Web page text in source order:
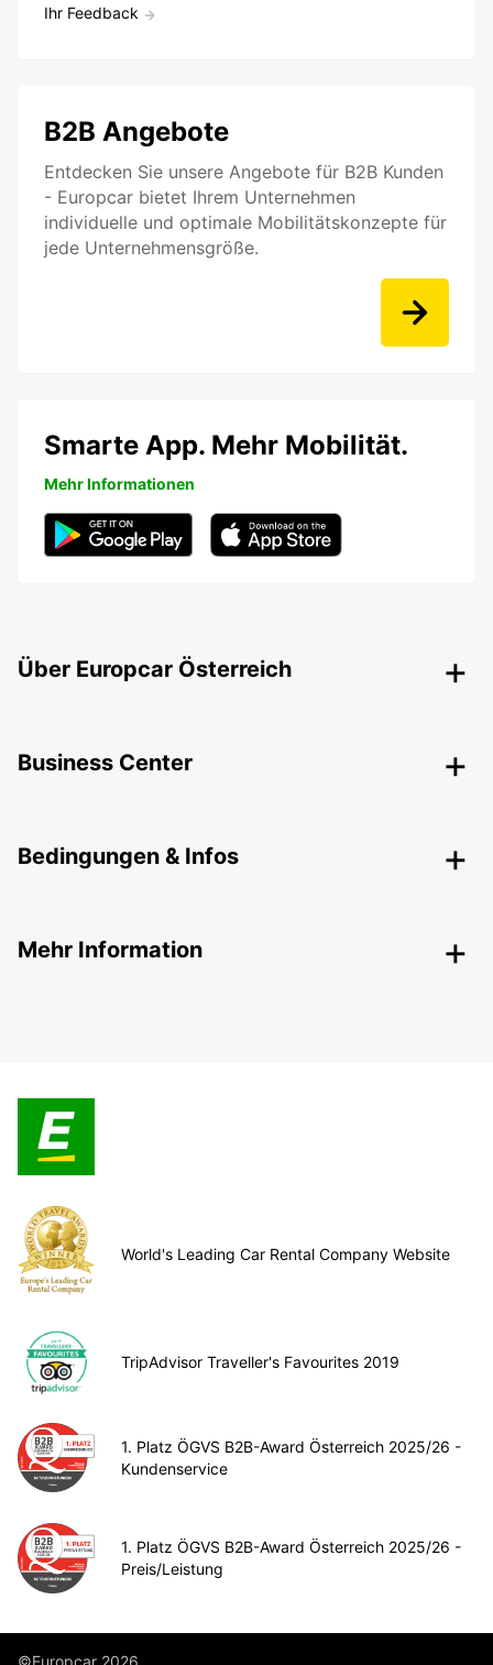
Ihr Feedback
B2B Angebote
Entdecken Sie unsere Angebote für B2B Kunden
- Europcar bietet Ihrem Unternehmen
individuelle und optimale Mobilitätskonzepte für
jede Unternehmensgröße.
Smarte App. Mehr Mobilität.
Mehr Informationen
Über Europcar Österreich
Business Center
Bedingungen & Infos
Mehr Information
World's Leading Car Rental Company Website
TripAdvisor Traveller's Favourites 2019
1. Platz ÖGVS B2B-Award Österreich 2025/26 -
Kundenservice
1. Platz ÖGVS B2B-Award Österreich 2025/26 -
Preis/Leistung
©Europcar 2026